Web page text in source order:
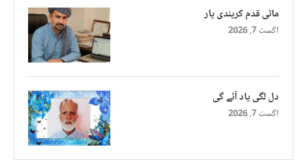
ماٹی قدم کریندی یار
اگست 7, 2026
دل لگی یاد آئے گی
اگست 7, 2026